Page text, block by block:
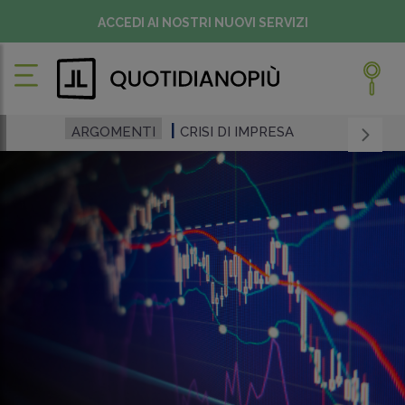
ACCEDI AI NOSTRI NUOVI SERVIZI
ARGOMENTI CRISI DI IMPRESA